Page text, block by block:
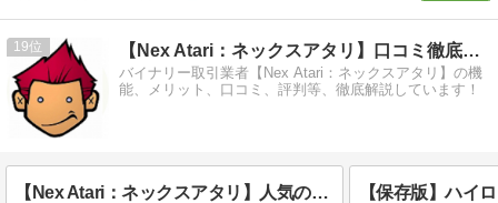
19 【Nex Atari：ネックスアタリ】口コミ徹底解説サイト
バイナリー取引業者【Nex Atari：ネックスアタリ】の機
能、メリット、口コミ、評判等、徹底解説しています！
【Nex Atari：ネックスアタリ】人気の理由がわかる４つのメリット徹底解説